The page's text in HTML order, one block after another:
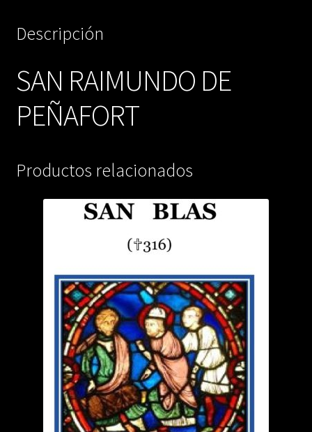
Descripción
SAN RAIMUNDO DE
PEÑAFORT
Productos relacionados